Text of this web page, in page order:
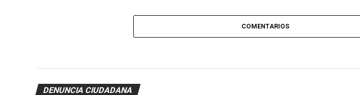
COMENTARIOS
DENUNCIA CIUDADANA